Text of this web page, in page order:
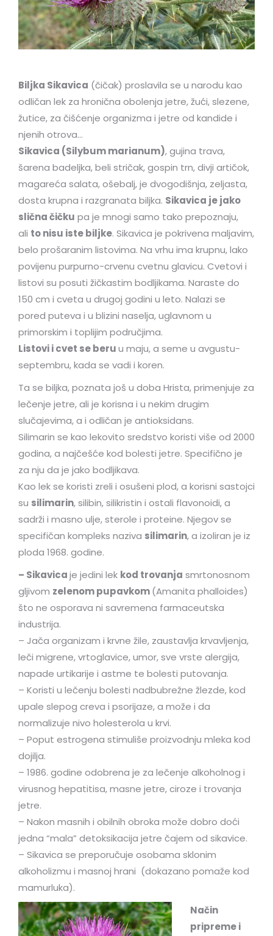
Biljka Sikavica (čičak) proslavila se u narodu kao
odličan lek za hronična obolenja jetre, žući, slezene,
žutice, za čišćenje organizma i jetre od kandide i
njenih otrova…
Sikavica (Silybum marianum), gujina trava,
šarena badeljka, beli stričak, gospin trn, divji artičok,
magareća salata, ošebalj, je dvogodišnja, zeljasta,
dosta krupna i razgranata biljka. Sikavica je jako
slična čičku pa je mnogi samo tako prepoznaju,
ali to nisu iste biljke. Sikavica je pokrivena maljavim,
belo prošaranim listovima. Na vrhu ima krupnu, lako
povijenu purpurno-crvenu cvetnu glavicu. Cvetovi i
listovi su posuti žičkastim bodljikama. Naraste do
150 cm i cveta u drugoj godini u leto. Nalazi se
pored puteva i u blizini naselja, uglavnom u
primorskim i toplijim područjima.
Listovi i cvet se beruu maju, a seme u avgustu-
septembru, kada se vadi i koren.
Ta se biljka, poznata još u doba Hrista, primenjuje za
lečenje jetre, ali je korisna i u nekim drugim
slučajevima, a i odličan je antioksidans.
Silimarin se kao lekovito sredstvo koristi više od 2000
godina, a najčešće kod bolesti jetre. Specifično je
za nju da je jako bodljikava.
Kao lek se koristi zreli i osušeni plod, a korisni sastojci
su silimarin, silibin, silikristin i ostali flavonoidi, a
sadrži i masno ulje, sterole i proteine. Njegov se
specifičan kompleks naziva silimarin, a izoliran je iz
ploda 1968. godine.
– Sikavicaje jedini lek kod trovanja smrtonosnom
gljivom zelenom pupavkom(Amanita phalloides)
što ne osporava ni savremena farmaceutska
industrija.
– Jača organizam i krvne žile, zaustavlja krvavljenja,
leči migrene, vrtoglavice, umor, sve vrste alergija,
napade urtikarije i astme te bolesti putovanja.
– Koristi u lečenju bolesti nadbubrežne žlezde, kod
upale slepog creva i psorijaze, a može i da
normalizuje nivo holesterola u krvi.
– Poput estrogena stimuliše proizvodnju mleka kod
dojilja.
– 1986. godine odobrena je za lečenje alkoholnog i
virusnog hepatitisa, masne jetre, ciroze i trovanja
jetre.
– Nakon masnih i obilnih obroka može dobro doći
jedna “mala” detoksikacija jetre čajem od sikavice.
– Sikavica se preporučuje osobama sklonim
alkoholizmu i masnoj hrani (dokazano pomaže kod
mamurluka).
Način
pripreme i